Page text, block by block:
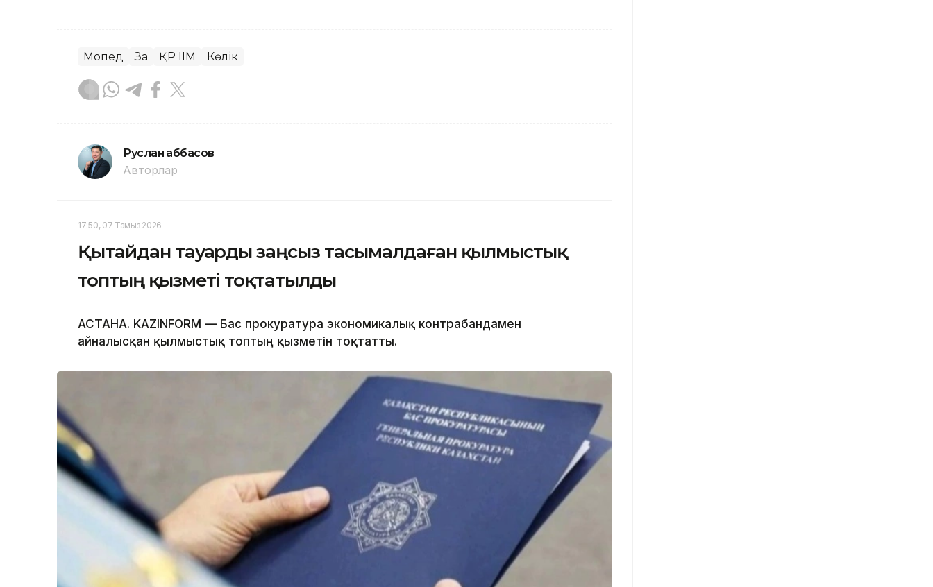
Мопед Заң ҚР ІІМ Көлік
Руслан Ғаббасов
Авторлар
17:50, 07 Тамыз 2026
Қытайдан тауарды заңсыз тасымалдаған қылмыстық
топтың қызметі тоқтатылды
АСТАНА. KAZINFORM — Бас прокуратура экономикалық контрабандамен
айналысқан қылмыстық топтың қызметін тоқтатты.